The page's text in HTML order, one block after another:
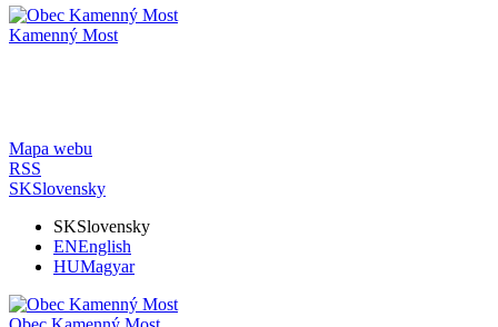
Kamenný Most
Mapa webu
RSS
SKSlovensky
SKSlovensky
ENEnglish
HUMagyar